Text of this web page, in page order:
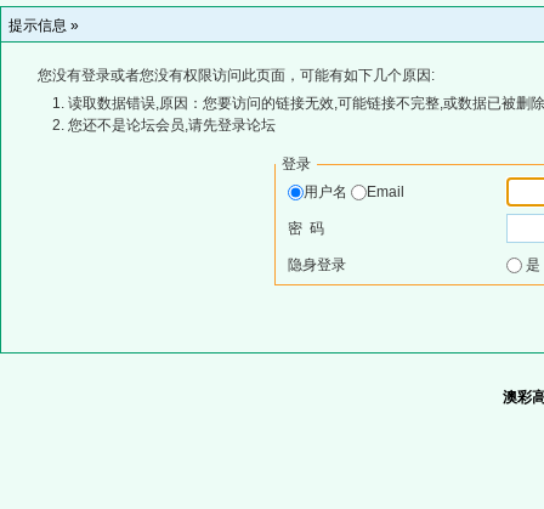
提示信息 »
您没有登录或者您没有权限访问此页面，可能有如下几个原因:
读取数据错误,原因：您要访问的链接无效,可能链接不完整,或数据已被删
您还不是论坛会员,请先登录论坛
登录
用户名
Email
密 码
隐身登录
澳彩